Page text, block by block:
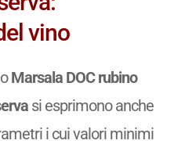
vino
Marsala DOC rubino
si esprimono anche
i cui valori minimi